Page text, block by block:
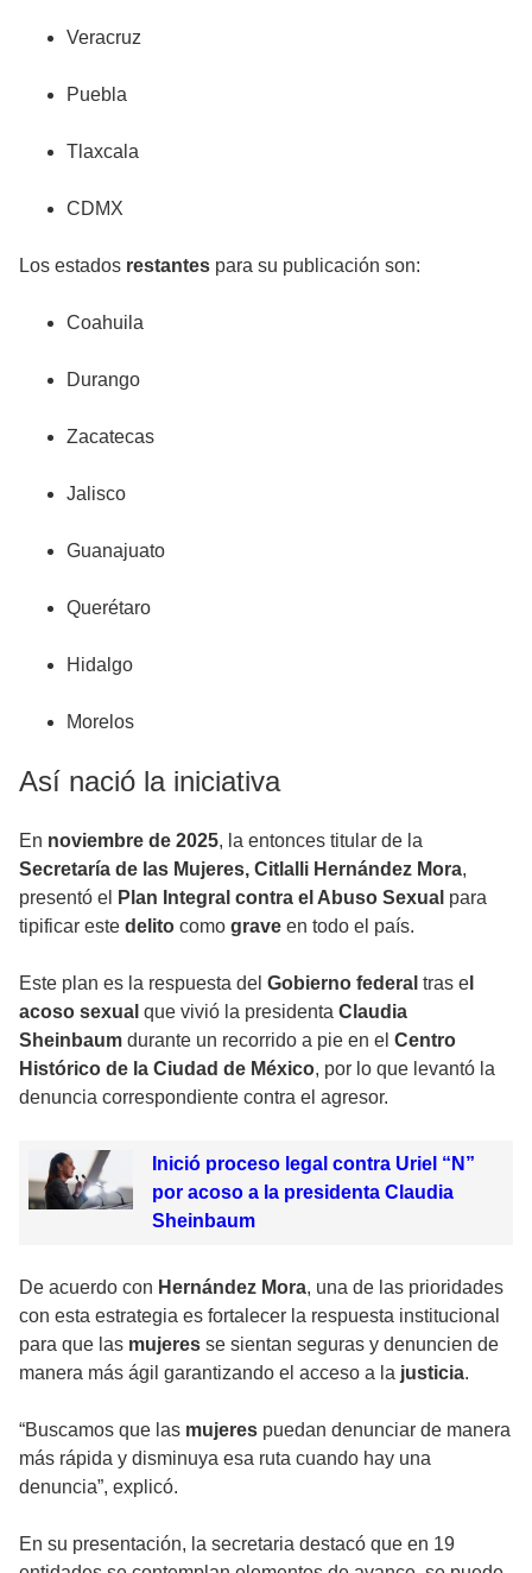
Veracruz
Puebla
Tlaxcala
CDMX
Los estados restantes para su publicación son:
Coahuila
Durango
Zacatecas
Jalisco
Guanajuato
Querétaro
Hidalgo
Morelos
Así nació la iniciativa
En noviembre de 2025, la entonces titular de la
Secretaría de las Mujeres, Citlalli Hernández Mora,
presentó el
Plan Integral contra el Abuso Sexual para
tipificar este delito como grave en todo el país.
Este plan es la respuesta del Gobierno federal tras e
acoso sexual que vivió la presidenta Claudia
Sheinbaum durante un recorrido a pie en el Centro
Histórico de la Ciudad de México, por lo que levantó la
denuncia correspondiente contra el agresor.
Inició proceso legal contra Uriel “N”
por acoso a la presidenta Claudia
Sheinbaum
De acuerdo con Hernández Mora, una de las prioridades
con esta estrategia es fortalecer la respuesta institucional
para que las mujeres se sientan seguras y denuncien de
manera más ágil garantizando el acceso a la justicia.
“Buscamos que las mujeres puedan denunciar de manera
más rápida y disminuya esa ruta cuando hay una
denuncia”, explicó.
En su presentación, la secretaria destacó que en 19